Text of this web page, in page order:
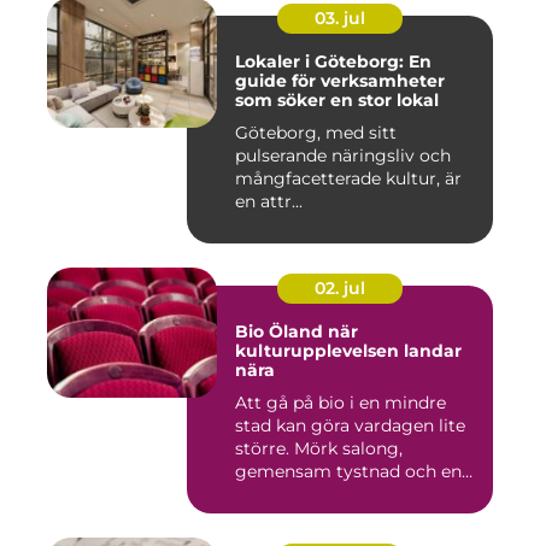
03. jul
Lokaler i Göteborg: En
guide för verksamheter
som söker en stor lokal
Göteborg, med sitt
pulserande näringsliv och
mångfacetterade kultur, är
en attr...
02. jul
Bio Öland när
kulturupplevelsen landar
nära
Att gå på bio i en mindre
stad kan göra vardagen lite
större. Mörk salong,
gemensam tystnad och en